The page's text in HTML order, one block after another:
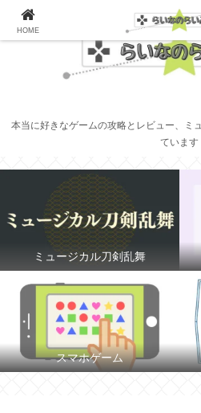
本当に好きなゲームの攻略とレビュー、ミ
ています
ミュージカル刀剣乱舞
スマホゲーム
HOME